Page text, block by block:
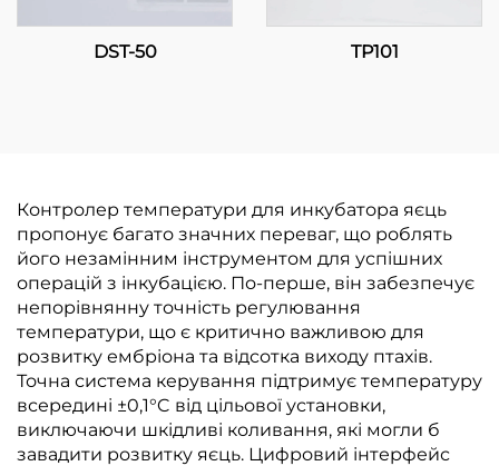
DST-50 TP101
Контролер температури для инкубатора яєць
пропонує багато значних переваг, що роблять
його незамінним інструментом для успішних
операцій з інкубацією. По-перше, він забезпечує
непорівнянну точність регулювання
температури, що є критично важливою для
розвитку ембріона та відсотка виходу птахів.
Точна система керування підтримує температуру
всередині ±0,1°C від цільової установки,
виключаючи шкідливі коливання, які могли б
завадити розвитку яєць. Цифровий інтерфейс